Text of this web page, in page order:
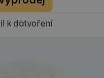
k dotvoření